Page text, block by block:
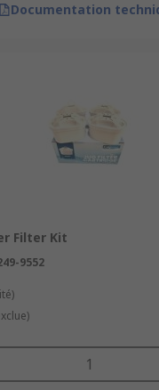
Documentation
Filter Kit
9552